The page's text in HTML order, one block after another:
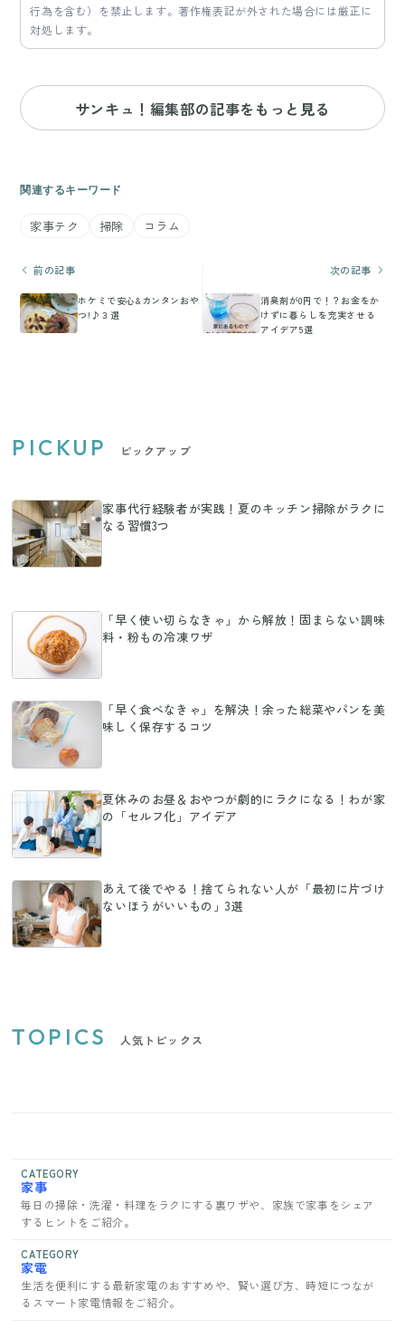
行為を含む）を禁止します。著作権表記が外された場合には厳正に
対処します。
サンキュ！編集部の記事をもっと見る
関連するキーワード
家事テク 掃除 コラム
前の記事
ホケミで安心&カンタンおや
つ!♪３選
次の記事
消臭剤が0円で！？お金をか
けずに暮らしを充実させる
アイデア5選
PICKUP ピックアップ
家事代行経験者が実践！夏のキッチン掃除がラクに
なる習慣3つ
「早く使い切らなきゃ」から解放！固まらない調味
料・粉もの冷凍ワザ
「早く食べなきゃ」を解決！余った総菜やパンを美
味しく保存するコツ
夏休みのお昼＆おやつが劇的にラクになる！わが家
の「セルフ化」アイデア
あえて後でやる！捨てられない人が「最初に片づけ
ないほうがいいもの」3選
TOPICS 人気トピックス
CATEGORY
家事
毎日の掃除・洗濯・料理をラクにする裏ワザや、家族で家事をシェア
するヒントをご紹介。
CATEGORY
家電
生活を便利にする最新家電のおすすめや、賢い選び方、時短につなが
るスマート家電情報をご紹介。